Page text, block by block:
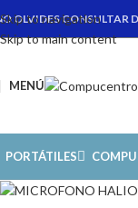
Skip to navigation
Skip to main content
OLVIDES CONSULTAR
MENÚ
PORTÁTILES